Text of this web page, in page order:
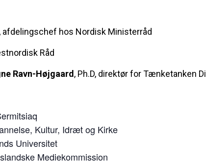
, afdelingschef hos Nordisk Ministerråd
Råd
Ravn-Højgaard, Ph.D, direktør for Tænketanken
Kultur, Idræt og Kirke
Universitet
Mediekommission